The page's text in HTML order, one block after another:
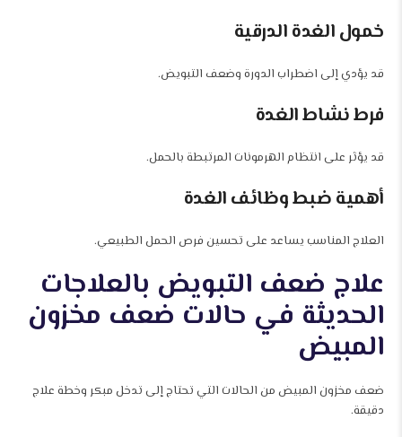
خمول الغدة الدرقية
قد يؤدي إلى اضطراب الدورة وضعف التبويض.
فرط نشاط الغدة
قد يؤثر على انتظام الهرمونات المرتبطة بالحمل.
أهمية ضبط وظائف الغدة
العلاج المناسب يساعد على تحسين فرص الحمل الطبيعي.
علاج ضعف التبويض بالعلاجات
الحديثة في حالات ضعف مخزون
المبيض
ضعف مخزون المبيض من الحالات التي تحتاج إلى تدخل مبكر وخطة علاج
دقيقة.